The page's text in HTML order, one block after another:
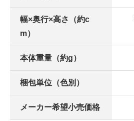
幅×奥行×高さ（約c
m）
本体重量（約g）
梱包単位（色別）
メーカー希望小売価格